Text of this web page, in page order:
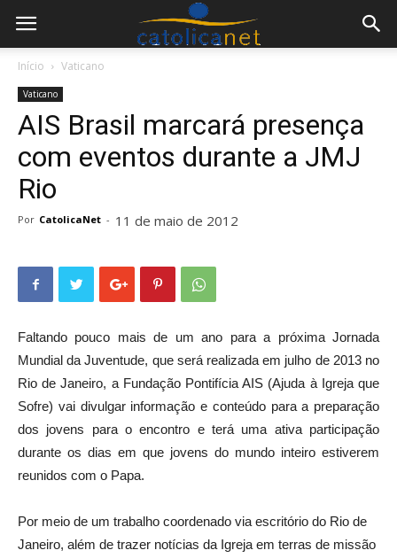
Início Vaticano
Vaticano
AIS Brasil marcará presença
com eventos durante a JMJ
Rio
Por CatolicaNet - 11 de maio de 2012
Faltando pouco mais de um ano para a próxima Jornada
Mundial da Juventude, que será realizada em julho de 2013 no
Rio de Janeiro, a Fundação Pontifícia AIS (Ajuda à Igreja que
Sofre) vai divulgar informação e conteúdo para a preparação
dos jovens para o encontro e terá uma ativa participação
durante os dias em que jovens do mundo inteiro estiverem
reunidos com o Papa.
Por meio de um trabalho coordenado via escritório do Rio de
Janeiro, além de trazer notícias da Igreja em terras de missão